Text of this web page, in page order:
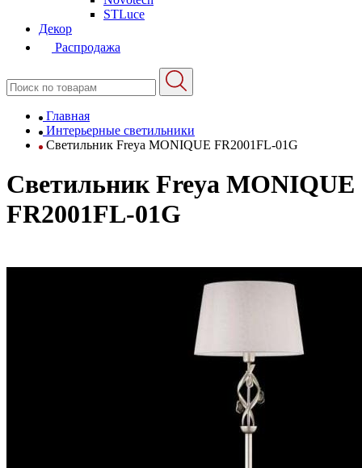
STLuce
Декор
Распродажа
Главная
Интерьерные светильники
Светильник Freya MONIQUE FR2001FL-01G
Светильник Freya MONIQUE
FR2001FL-01G